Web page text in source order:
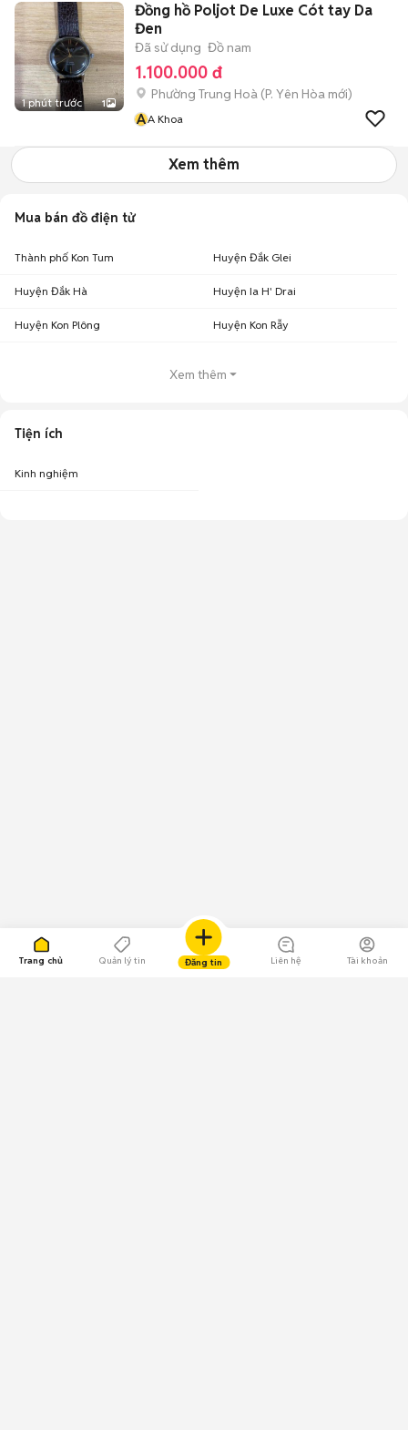
Trang chủ Quản lý tin Đăng tin Liên hệ Tài khoản
1 phút trước 1
Đồng hồ Poljot De Luxe Cót tay Da
Đen
Đã sử dụng Đồ nam
1.100.000 đ
Phường Trung Hoà (P. Yên Hòa mới)
AA Khoa
Xem thêm
Mua bán đồ điện tử
Thành phố Kon Tum Huyện Đắk Glei
Huyện Đắk Hà Huyện Ia H' Drai
Huyện Kon Plông Huyện Kon Rẫy
Xem thêm
Tiện ích
Kinh nghiệm